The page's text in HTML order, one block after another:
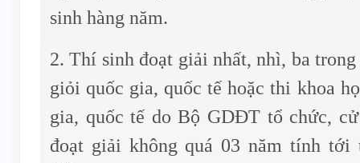
sinh hàng năm.
2. Thí sinh đoạt giải nhất, nhì, ba
giỏi quốc gia, quốc tế hoặc thi khoa
gia, quốc tế do Bộ GDĐT tổ chức,
đoạt giải không quá 03 năm tính tới